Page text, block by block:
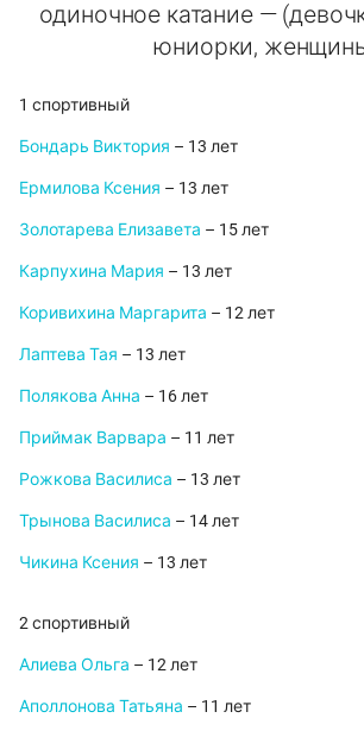
одиночное катание —
юниорки,
1 спортивный
Бондарь Виктория – 13 лет
Ермилова Ксения – 13 лет
Золотарева Елизавета – 15 лет
Карпухина Мария – 13 лет
Коривихина Маргарита – 12 лет
Лаптева Тая – 13 лет
Полякова Анна – 16 лет
Приймак Варвара – 11 лет
Рожкова Василиса – 13 лет
Трынова Василиса – 14 лет
Чикина Ксения – 13 лет
2 спортивный
Алиева Ольга – 12 лет
Аполлонова Татьяна – 11 лет